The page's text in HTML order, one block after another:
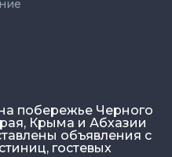
побережье Черного
Крыма и Абхазии
объявления с
гостевых